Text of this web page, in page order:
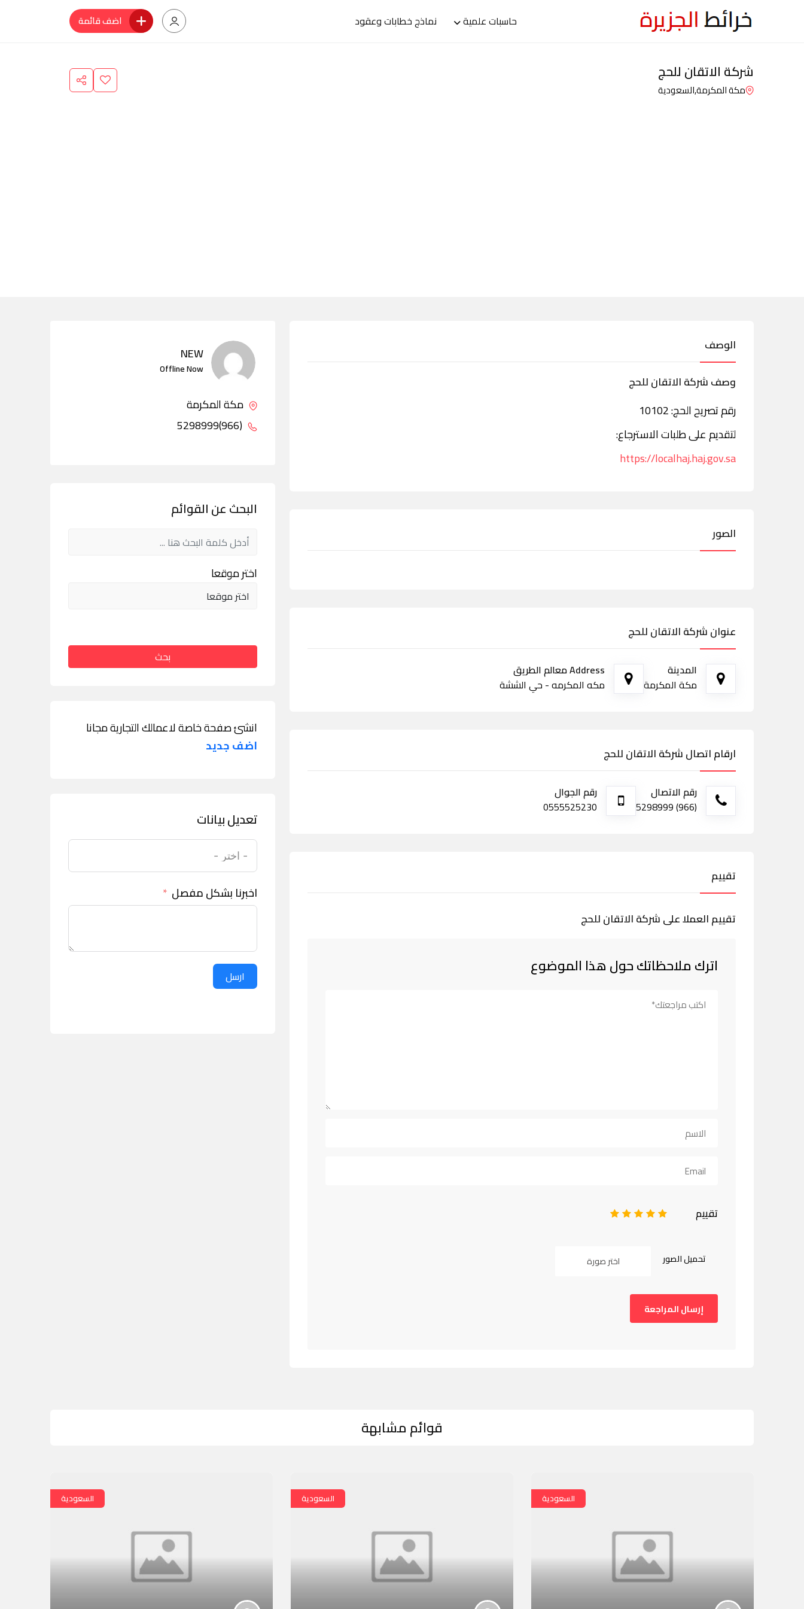
حاسبات علمية نماذج خطابات وعقود اضف قائمة
شركة الاتقان للحج
مكة المكرمة,السعودية
الوصف
وصف شركة الاتقان للحج
رقم تصريح الحج: 10102
لتقديم على طلبات الاسترجاع:
https://localhaj.haj.gov.sa
الصور
عنوان شركة الاتقان للحج
المدينة
مكة المكرمة
Address معالم الطريق
مكه المكرمه - حي الششة
ارقام اتصال شركة الاتقان للحج
رقم الاتصال
(966) 5298999
رقم الجوال
0555525230
تقييم
تقييم العملا على شركة الاتقان للحج
اترك ملاحظاتك حول هذا الموضوع
تقييم 5
4
3
2
تحميل الصور اختر صورة
NEW
Offline Now
مكة المكرمة
(966)5298999
البحث عن القوائم
اختر موقعا
بحث
انشئ صفحة خاصة لاعمالك التجارية مجانا
اضف جديد
تعديل بيانات
اخبرنا بشكل مفصل
ارسل
قوائم مشابهة
السعودية السعودية السعودية